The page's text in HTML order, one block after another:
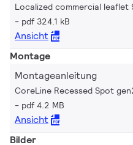
Localized commercial leaflet
pdf 324.1 kB
Ansicht
Montage
Montageanleitung
CoreLine Recessed Spot
pdf 4.2 MB
Ansicht
Bilder